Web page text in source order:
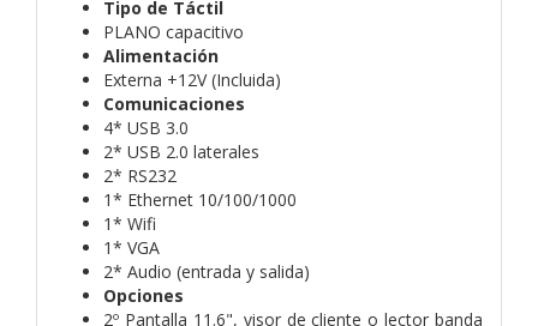
Tipo de Táctil
PLANO capacitivo
Alimentación
Externa +12V (Incluida)
Comunicaciones
4* USB 3.0
2* USB 2.0 laterales
2* RS232
1* Ethernet 10/100/1000
1* Wifi
1* VGA
2* Audio (entrada y salida)
Opciones
2º Pantalla 11.6", visor de cliente o lector banda